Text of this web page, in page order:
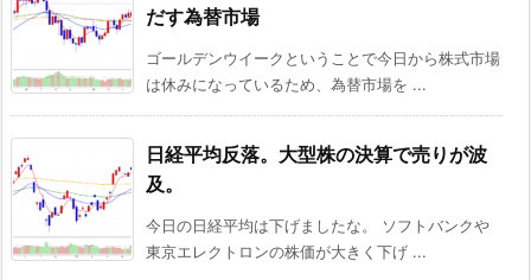
だす為替市場
ゴールデンウイークということで今日から株式市場
は休みになっているため、為替市場を ...
日経平均反落。大型株の決算で売りが波
及。
今日の日経平均は下げましたな。 ソフトバンクや
東京エレクトロンの株価が大きく下げ ...